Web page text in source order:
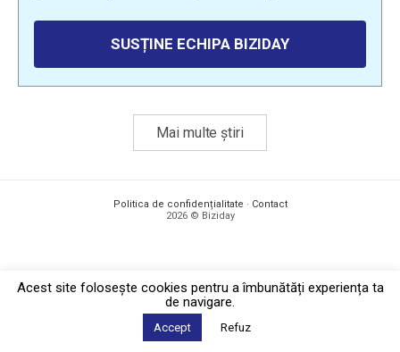
SUSȚINE ECHIPA BIZIDAY
Mai multe știri
Politica de confidențialitate · Contact
2026 © Biziday
Acest site foloseşte cookies pentru a îmbunătăți experiența ta
de navigare.
Accept Refuz